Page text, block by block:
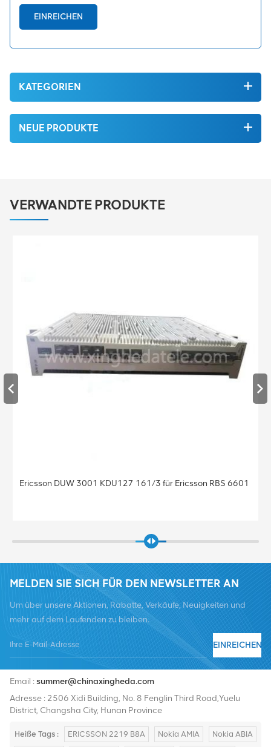
EINREICHEN
KATEGORIEN
NEUE PRODUKTE
VERWANDTE PRODUKTE
Basisstation BBU Baseband Ericsson Baseband 5212
MELDEN SIE SICH FÜR DEN NEWSLETTER AN
Um über unsere Aktionen, Rabatte, Verkäufe, Neuigkeiten und
mehr auf dem Laufenden zu bleiben.
EINREICHEN
Email :summer@chinaxingheda.com
Adresse : 2506 Xidi Building, No. 8 Fenglin Third Road,Yuelu
District, Changsha City, Hunan Province
Heiße Tags : ERICSSON 2219 B8A Nokia AMIA Nokia ABIA